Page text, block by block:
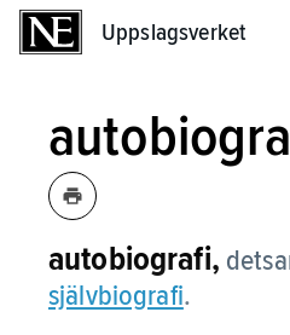
Uppslagsverket
autobiografi,
självbiografi.